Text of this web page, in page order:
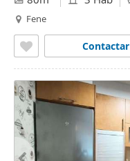
Fene
Contactar